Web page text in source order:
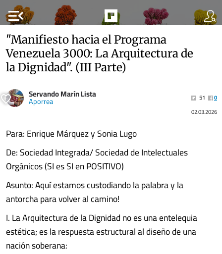
menu_open
"Manifiesto hacia el Programa
Venezuela 3000: La Arquitectura de
la Dignidad". (III Parte)
Servando Marín Lista
Aporrea 51
0
02.03.2026
Para: Enrique Márquez y Sonia Lugo
De: Sociedad Integrada/ Sociedad de Intelectuales
Orgánicos (SI es SI en POSITIVO)
Asunto: Aquí estamos custodiando la palabra y la
antorcha para volver al camino!
I. La Arquitectura de la Dignidad no es una entelequia
estética; es la respuesta estructural al diseño de una
nación soberana: